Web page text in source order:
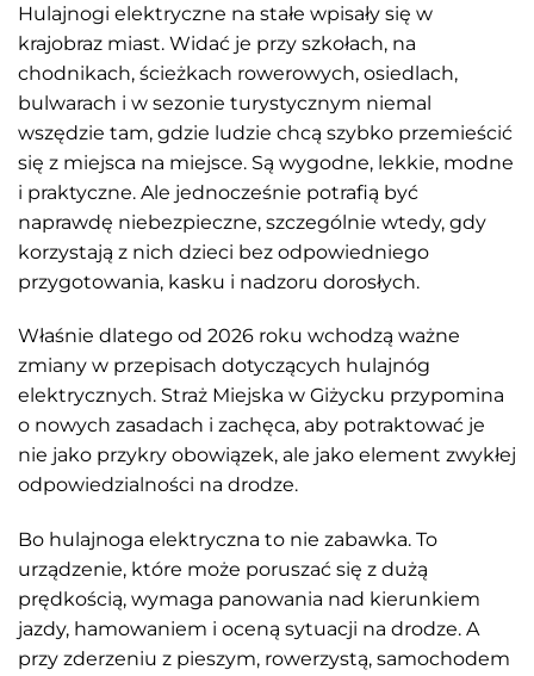
Hulajnogi elektryczne na stałe wpisały się w
krajobraz miast. Widać je przy szkołach, na
chodnikach, ścieżkach rowerowych, osiedlach,
bulwarach i w sezonie turystycznym niemal
wszędzie tam, gdzie ludzie chcą szybko przemieścić
się z miejsca na miejsce. Są wygodne, lekkie, modne
i praktyczne. Ale jednocześnie potrafią być
naprawdę niebezpieczne, szczególnie wtedy, gdy
korzystają z nich dzieci bez odpowiedniego
przygotowania, kasku i nadzoru dorosłych.
Właśnie dlatego od 2026 roku wchodzą ważne
zmiany w przepisach dotyczących hulajnóg
elektrycznych. Straż Miejska w Giżycku przypomina
o nowych zasadach i zachęca, aby potraktować je
nie jako przykry obowiązek, ale jako element zwykłej
odpowiedzialności na drodze.
Bo hulajnoga elektryczna to nie zabawka. To
urządzenie, które może poruszać się z dużą
prędkością, wymaga panowania nad kierunkiem
jazdy, hamowaniem i oceną sytuacji na drodze. A
przy zderzeniu z pieszym, rowerzystą, samochodem